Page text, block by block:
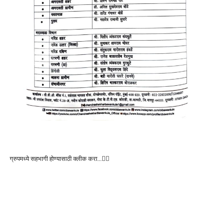
ग्रुपमध्ये सहभागी होण्यासाठी क्लीक करा…👆🏻